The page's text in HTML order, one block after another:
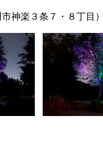
市神楽３条７・８丁目）